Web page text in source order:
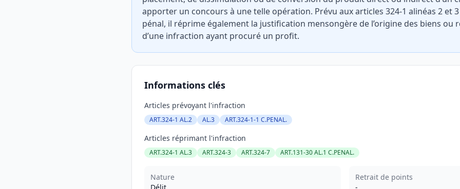
apporter un concours à une telle opération. Prévu aux articles 324-1 alinéas 2 et
pénal, il réprime également la justification mensongère de l’origine des biens ou
d’une infraction ayant procuré un profit.
Informations clés
Articles prévoyant l'infraction
ART.324-1 AL.2 AL.3 ART.324-1-1 C.PENAL.
Articles réprimant l'infraction
ART.324-1 AL.3 ART.324-3 ART.324-7 ART.131-30 AL.1 C.PENAL.
Nature
Retrait de points